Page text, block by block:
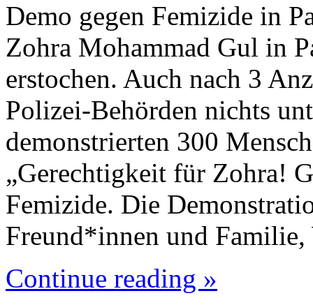
Demo gegen Femizide in
Zohra Mohammad Gul in
erstochen. Auch nach 3
Polizei-Behörden nichts
demonstrierten 300
„Gerechtigkeit für Zohra!
Femizide. Die
Freund*innen und
Continue reading »